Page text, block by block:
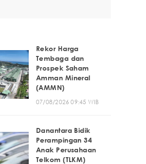
Rekor Harga
Tembaga dan
Prospek Saham
Amman Mineral
(AMMN)
07/08/2026 09:45 WIB
Danantara Bidik
Perampingan 34
Anak Perusahaan
Telkom (TLKM)